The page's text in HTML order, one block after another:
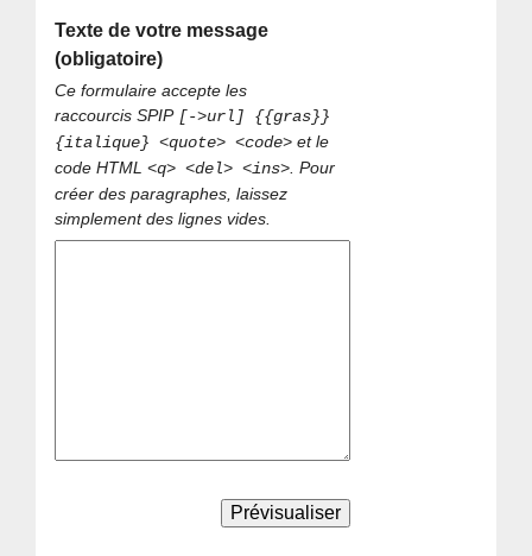
Texte de votre message
(obligatoire)
Ce formulaire accepte les
raccourcis SPIP [->url] {{gras}}
{italique} <quote> <code> et le
code HTML<q> <del> <ins> . Pour
créer des paragraphes, laissez
simplement des lignes vides.